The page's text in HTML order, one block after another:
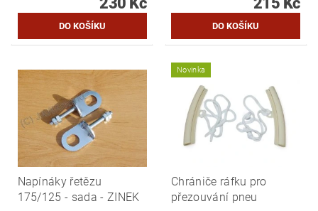
Napínáky řetězu
175/125 - sada - ZINEK
Novinka
Chrániče ráfku pro
přezouvání pneu